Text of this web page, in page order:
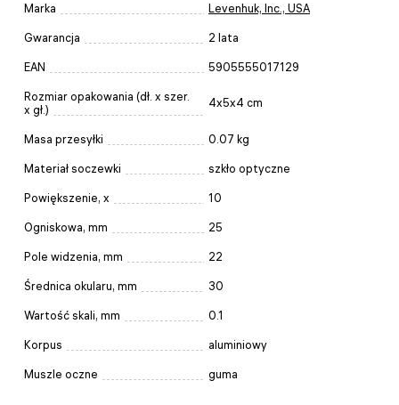
Marka Levenhuk, Inc., USA
Gwarancja 2 lata
EAN 5905555017129
Rozmiar opakowania (dł. x szer.
x gł.)
4x5x4 cm
Masa przesyłki 0.07 kg
Materiał soczewki szkło optyczne
Powiększenie, x 10
Ogniskowa, mm 25
Pole widzenia, mm 22
Średnica okularu, mm 30
Wartość skali, mm 0.1
Korpus aluminiowy
Muszle oczne guma